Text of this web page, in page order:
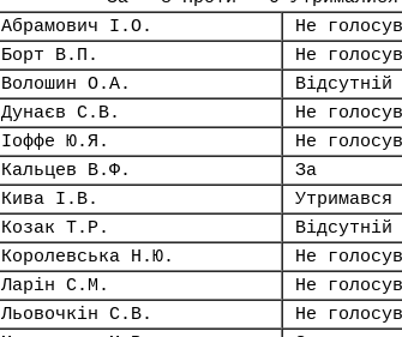
Абрамович І.О.
Не
Борт В.П.
Не
Волошин О.А.
Відсутній
Дунаєв С.В.
Не
Іоффе Ю.Я.
Не
Кальцев В.Ф.
За
Кива І.В.
Утримався
Козак Т.Р.
Відсутній
Королевська Н.Ю.
Не
Ларін С.М.
Не
Льовочкін С.В.
Не